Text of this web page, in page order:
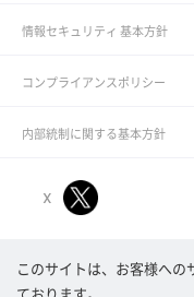
このサイトは、お客様へ
情報セキュリティ 基本方針
コンプライアンスポリシー
内部統制に関する基本方針
X
Linkedin